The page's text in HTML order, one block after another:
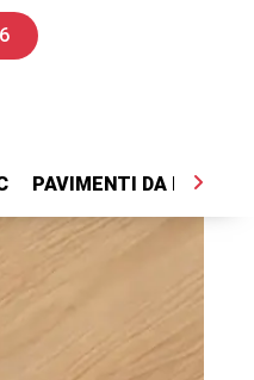
PAVIMENTI DA ESTERNI